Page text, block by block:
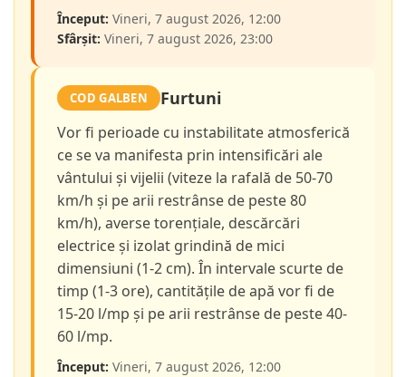
Început: Vineri, 7 august 2026, 12:00
Sfârșit: Vineri, 7 august 2026, 23:00
COD GALBEN Furtuni
Vor fi perioade cu instabilitate atmosferică
ce se va manifesta prin intensificări ale
vântului și vijelii (viteze la rafală de 50-70
km/h și pe arii restrânse de peste 80
km/h), averse torențiale, descărcări
electrice și izolat grindină de mici
dimensiuni (1-2 cm). În intervale scurte de
timp (1-3 ore), cantitățile de apă vor fi de
15-20 l/mp și pe arii restrânse de peste 40-
60 l/mp.
Început: Vineri, 7 august 2026, 12:00